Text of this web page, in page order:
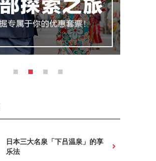
日本三大名泉「下吕温泉」的享
乐法